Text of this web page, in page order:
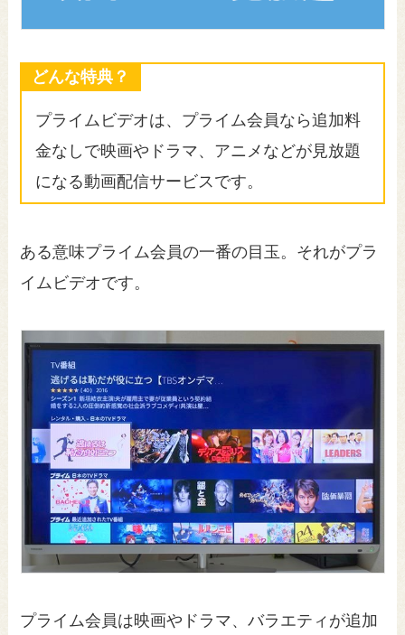
どんな特典？
プライムビデオは、プライム会員なら追加料
金なしで映画やドラマ、アニメなどが見放題
になる動画配信サービスです。
ある意味プライム会員の一番の目玉。それがプラ
イムビデオです。
プライム会員は映画やドラマ、バラエティが追加